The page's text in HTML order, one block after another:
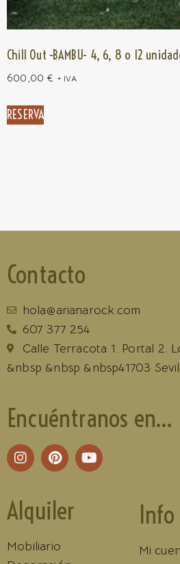
Chill Out -BAMBU- 4, 6, 8 o 12
600,00 € + IVA
RESERVA
Contacto
hola@arianarock.com
607 377 254
Calle Terracota 1. Portal 2.
&nbsp &nbsp &nbsp41703
Encuéntranos en...
Alquiler
Mobiliario
Info
Mi